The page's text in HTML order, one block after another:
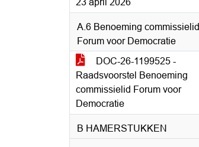
23 april 2026
A.6 Benoeming commissielid
Forum voor Democratie
DOC-26-1199525 -
Raadsvoorstel Benoeming
commissielid Forum voor
Democratie
B HAMERSTUKKEN